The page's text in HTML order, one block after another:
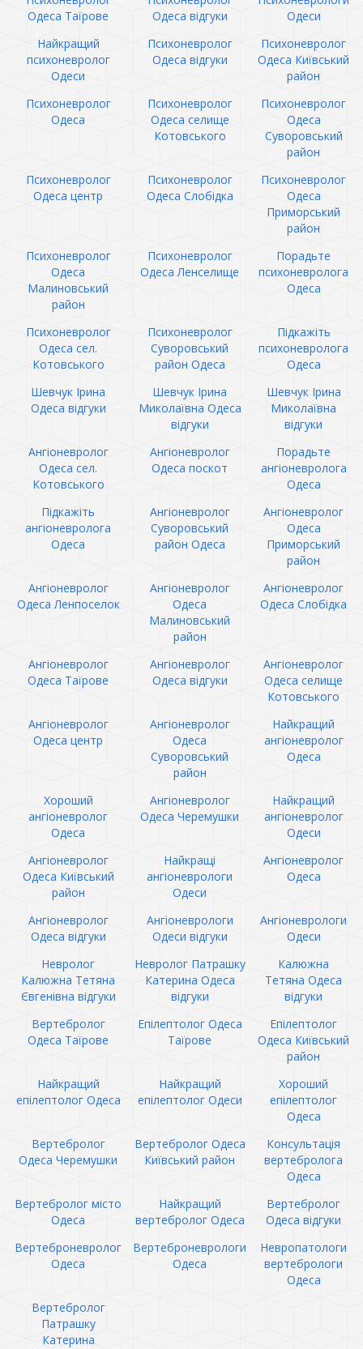
Одеса Таїрове
Одеса відгуки
Одеси
Найкращий
психоневролог
Одеси
Психоневролог
Одеса відгуки
Психоневролог
Одеса Київський
район
Психоневролог
Одеса
Психоневролог
Одеса селище
Котовського
Психоневролог
Одеса
Суворовський
район
Психоневролог
Одеса центр
Психоневролог
Одеса Слобідка
Психоневролог
Одеса
Приморський
район
Психоневролог
Одеса
Малиновський
район
Психоневролог
Одеса Ленселище
Порадьте
психоневролога
Одеса
Психоневролог
Одеса сел.
Котовського
Психоневролог
Суворовський
район Одеса
Підкажіть
психоневролога
Одеса
Шевчук Ірина
Одеса відгуки
Шевчук Ірина
Миколаївна Одеса
відгуки
Шевчук Ірина
Миколаївна
відгуки
Ангіоневролог
Одеса сел.
Котовського
Ангіоневролог
Одеса поскот
Порадьте
ангіоневролога
Одеса
Підкажіть
ангіоневролога
Одеса
Ангіоневролог
Суворовський
район Одеса
Ангіоневролог
Одеса
Приморський
район
Ангіоневролог
Одеса Ленпоселок
Ангіоневролог
Одеса
Малиновський
район
Ангіоневролог
Одеса Слобідка
Ангіоневролог
Одеса Таїрове
Ангіоневролог
Одеса відгуки
Ангіоневролог
Одеса селище
Котовського
Ангіоневролог
Одеса центр
Ангіоневролог
Одеса
Суворовський
район
Найкращий
ангіоневролог
Одеса
Хороший
ангіоневролог
Одеса
Ангіоневролог
Одеса Черемушки
Найкращий
ангіоневролог
Одеси
Ангіоневролог
Одеса Київський
район
Найкращі
ангіоневрологи
Одеси
Ангіоневролог
Одеса
Ангіоневролог
Одеса відгуки
Ангіоневрологи
Одеси відгуки
Ангіоневрологи
Одеси
Невролог
Калюжна Тетяна
Євгенівна відгуки
Невролог Патрашку
Катерина Одеса
відгуки
Калюжна
Тетяна Одеса
відгуки
Вертебролог
Одеса Таїрове
Епілептолог Одеса
Таїрове
Епілептолог
Одеса Київський
район
Найкращий
епілептолог Одеса
Найкращий
епілептолог Одеси
Хороший
епілептолог
Одеса
Вертебролог
Одеса Черемушки
Вертебролог Одеса
Київський район
Консультація
вертебролога
Одеса
Вертебролог місто
Одеса
Найкращий
вертебролог Одеса
Вертебролог
Одеса відгуки
Вертеброневролог
Одеса
Вертеброневрологи
Одеса
Невропатологи
вертебрологи
Одеса
Вертебролог
Патрашку
Катерина